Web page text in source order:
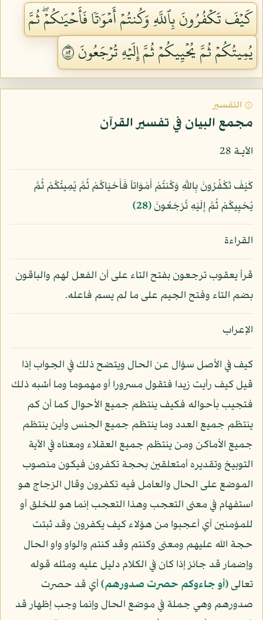
كَيۡفَ تَكۡفُرُونَ بِٱللَّهِ وَكُنتُمۡ أَمۡوَٰتٗا فَأَحۡيَٰكُمۡۖ ثُمَّ
يُمِيتُكُمۡ ثُمَّ يُحۡيِيكُمۡ ثُمَّ إِلَيۡهِ تُرۡجَعُونَ ٢٨
۞ التفسير
مجمع البيان في تفسير القرآن
الآيـة 28
كَيْفَ تَكْفُرُونَ بِاللَّهِ وَكُنتُمْ أَمْوَاتاً فَأَحْيَاكُمْ ثُمَّ يُمِيتُكُمْ ثُمَّ
يُحْيِيكُمْ ثُمَّ إِلَيْهِ تُرْجَعُونَ﴿28﴾
القراءة
قرأ يعقوب ترجعون بفتح التاء على أن الفعل لهم والباقون
بضم التاء وفتح الجيم على ما لم يسم فاعله.
الإعراب
كيف في الأصل سؤال عن الحال ويتضح ذلك في الجواب إذا
قيل كيف رأيت زيدا فتقول مسرورا أو مهموما وما أشبه ذلك
فتجيب بأحواله فكيف ينتظم جميع الأحوال كما أن كم
ينتظم جميع العدد وما ينتظم جميع الجنس وأين ينتظم
جميع الأماكن ومن ينتظم جميع العقلاء ومعناه في الآية
التوبيخ وتقديره أمتعلقين بحجة تكفرون فيكون منصوب
الموضع على الحال والعامل فيه تكفرون وقال الزجاج هو
استفهام في معنى التعجب وهذا التعجب إنما هو للخلق أو
للمؤمنين أي أعجبوا من هؤلاء كيف يكفرون وقد ثبتت
حجة الله عليهم ومعنى وكنتم وقد كنتم والواو واو الحال
وإضمار قد جائز إذا كان في الكلام دليل عليه ومثله قوله
تعالى﴿أو جاءوكم حصرت صدورهم﴾أي قد حصرت
صدورهم وهي جملة في موضع الحال وإنما وجب إظهار قد